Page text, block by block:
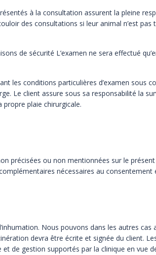
à la consultation assurent la pleine
des consultations si leur animal n’est pas
de sécurité L’examen ne sera effectué
les conditions particulières d’examen sous
Le client assure sous sa responsabilité la
propre plaie chirurgicale.
précisées ou non mentionnées sur le
nécessaires au consentement
Nous pouvons dans les autres cas
devra être écrite et signée du client.
de gestion supportés par la clinique en vue